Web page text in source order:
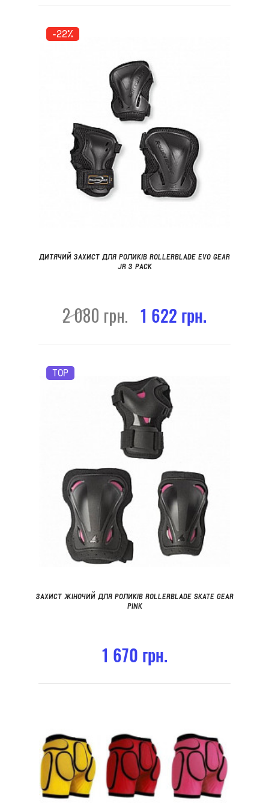
-22%
ДИТЯЧИЙ ЗАХИСТ ДЛЯ РОЛИКІВ ROLLERBLADE EVO GEAR
JR 3 PACK
2 080 грн. 1 622 грн.
TOP
ЗАХИСТ ЖІНОЧИЙ ДЛЯ РОЛИКІВ ROLLERBLADE SKATE GEAR
PINK
1 670 грн.